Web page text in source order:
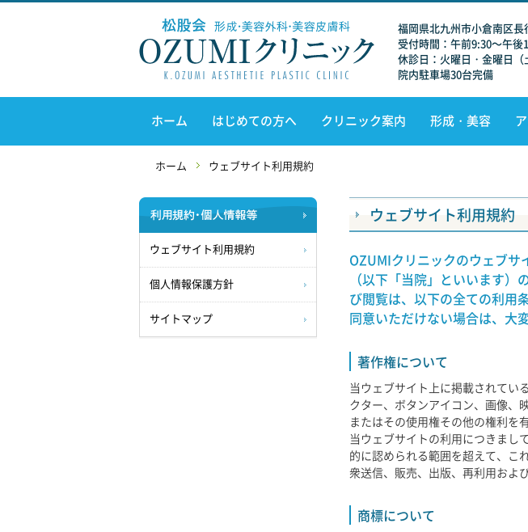
福岡県北九州市小倉南区長
受付時間：午前9:30～午後
休診日：火曜日・金曜日（
院内駐車場30台完備
ホーム はじめての方へ クリニック案内 形成・美容
ホーム ウェブサイト利用規約
ウェブサイト利用規約
OZUMIクリニックのウェブサ
（以下「当院」といいます
び閲覧は、以下の全ての利用
同意いただけない場合は、大
著作権について
当ウェブサイト上に掲載されてい
クター、ボタンアイコン、画像、
またはその使用権その他の権利を
当ウェブサイトの利用につきまし
的に認められる範囲を超えて、こ
衆送信、販売、出版、再利用およ
商標について
ウェブサイト利用規約
個人情報保護方針
サイトマップ